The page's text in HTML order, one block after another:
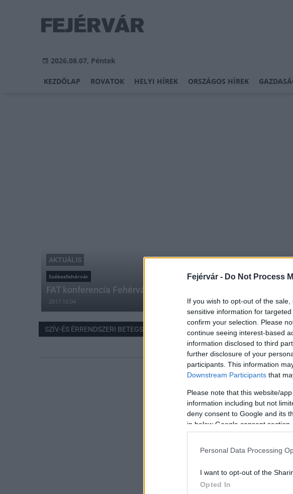
Fejérvár - Do Not Process
If you wish to opt-out of the
sensitive information for
confirm your selection. Please
continue seeing interest-based
information disclosed to third
further disclosure of your
participants. This information
Downstream Participants that
Please note that this website/
information including but not
deny consent to Google and its
in below Google consent section.
Personal Data Processing
I want to opt-out of the
Opted In
2026.08.07, Péntek
KEZDŐLAP ROVATOK HELYI HÍREK ORSZÁGOS HÍREK
AKTUÁLIS
Székesfehérvár
FAT konferencia Fehérváron
2017.10.04
SZÍV-ÉS ÉRRENDSZERI BETEGSÉG